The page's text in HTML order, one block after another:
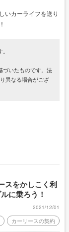
いカーライフを送り
づいたものです。法
異なる場合がござ
スをかしこく利
に乗ろう！
2021/12/01
カーリースの契約